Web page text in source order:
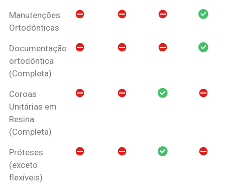
Manutenções
Ortodônticas
Documentação
ortodôntica
(Completa)
Coroas
Unitárias em
Resina
(Completa)
Próteses
(exceto
flexíveis)